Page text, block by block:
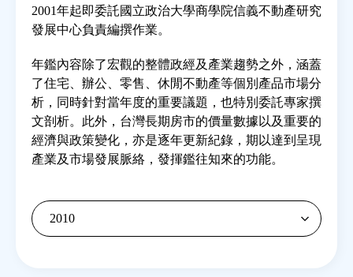
房市分析
研究獎勵
房地產年鑑
電子報
2001年起即委託國立政治大學商學院信義不動產研究
發展中心負責編撰作業。
年鑑內容除了宏觀的整體政經及產業趨勢之外，涵蓋
了住宅、辦公、零售、休閒不動產等個別產品市場分
析，同時針對當年度的重要議題，也特別委託專家撰
文剖析。此外，台灣長期房市的價量數據以及重要的
經濟與政策變化，亦是逐年更新紀錄，期以達到呈現
產業及市場發展脈絡，發揮鑑往知來的功能。